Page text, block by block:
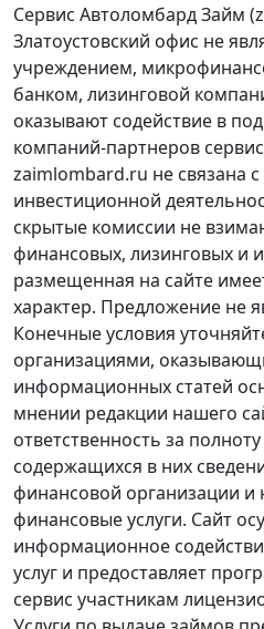
Сервис Автоломбард Займ
Златоустовский офис не
учреждением,
банком, лизинговой
оказывают содействие в
компаний-партнеров
zaimlombard.ru не связана
инвестиционной
скрытые комиссии не
финансовых, лизинговых и
размещенная на сайте
характер. Предложение не
Конечные условия
организациями,
информационных статей
мнении редакции нашего
ответственность за
содержащихся в них
финансовой организации и
финансовые услуги. Сайт
информационное
услуг и предоставляет
сервис участникам